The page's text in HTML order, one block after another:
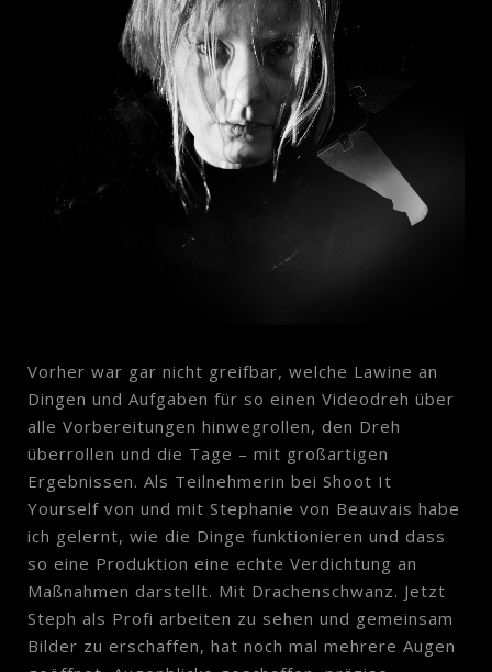
Vorher war gar nicht greifbar, welche Lawine an
Dingen und Aufgaben für so einen Videodreh über
alle Vorbereitungen hinwegrollen, den Dreh
überrollen und die Tage – mit großartigen
Ergebnissen. Als Teilnehmerin bei Shoot It
Yourself von und mit Stephanie von Beauvais habe
ich gelernt, wie die Dinge funktionieren und dass
so eine Produktion eine echte Verdichtung an
Maßnahmen darstellt. Mit Drachenschwanz. Jetzt
Steph als Profi arbeiten zu sehen und gemeinsam
Bilder zu erschaffen, hat noch mal mehrere Augen